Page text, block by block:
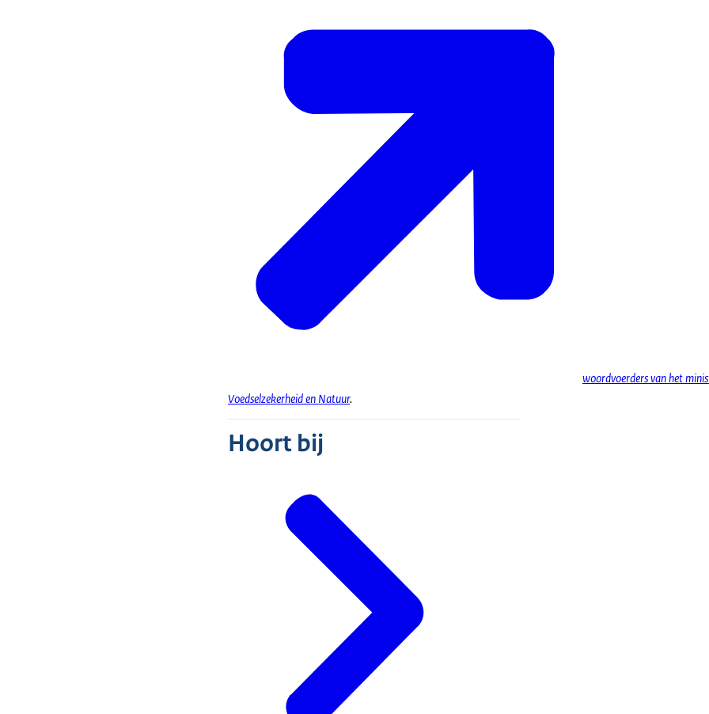
woordvoerders van het
Voedselzekerheid en Natuur.
Hoort bij